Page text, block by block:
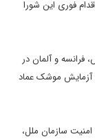
فوری این شورا
فرانسه و آلمان در
آزمایش موشک عماد
امنیت سازمان ملل،